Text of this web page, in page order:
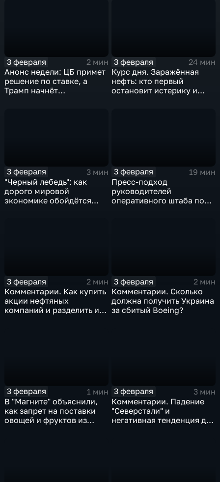
3 февраля
2 мин
Анонс недели: ЦБ примет
решение по ставке, а
Трамп начнёт
3 февраля
24 мин
Курс дня. Заражённая
нефть: кто первый
остановит истерику и
3 февраля
3 мин
"Черный лебедь": как
дорого мировой
экономике обойдётся
3 февраля
19 мин
Пресс-подход
руководителей
оперативного штаба по
3 февраля
2 мин
Комментарии. Как купить
акции нефтяных
компаний и разделить их
3 февраля
2 мин
Комментарии. Сколько
должна получить Украина
за сбитый Boeing?
3 февраля
1 мин
В "Магните" объяснили,
как запрет на поставки
овощей и фруктов из
3 февраля
3 мин
Комментарии. Падение
"Северстали" и
негативная тенденция для